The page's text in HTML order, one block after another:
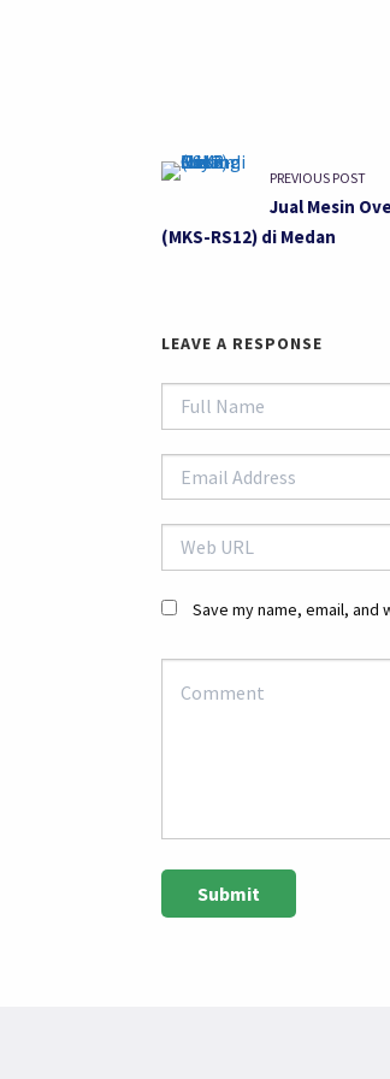
PREVIOUS POST
Jual Mesin
(MKS-RS12) di Medan
LEAVE A RESPONSE
Save my name, email,